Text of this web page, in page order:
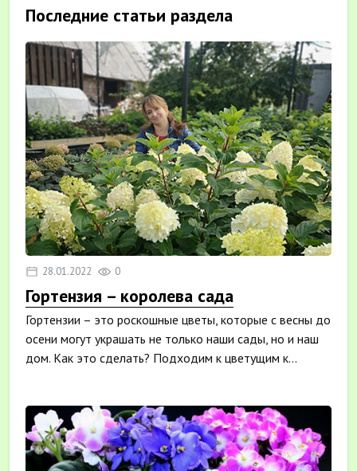
Последние статьи раздела
28.01.2022 0
Гортензия – королева сада
Гортензии – это роскошные цветы, которые с весны до
осени могут украшать не только наши сады, но и наш
дом. Как это сделать? Подходим к цветущим к...